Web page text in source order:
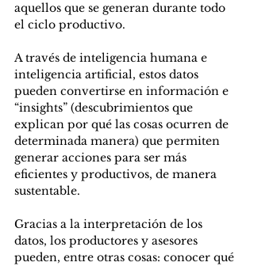
aquellos que se generan durante todo
el ciclo productivo.
A través de inteligencia humana e
inteligencia artificial, estos datos
pueden convertirse en información e
“insights” (descubrimientos que
explican por qué las cosas ocurren de
determinada manera) que permiten
generar acciones para ser más
eficientes y productivos, de manera
sustentable.
Gracias a la interpretación de los
datos, los productores y asesores
pueden, entre otras cosas: conocer qué